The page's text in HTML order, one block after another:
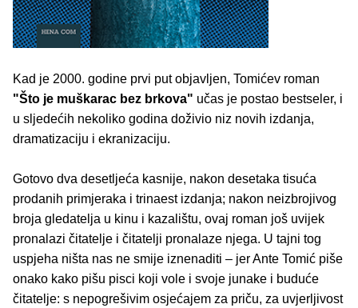
Kad je 2000. godine prvi put objavljen, Tomićev roman
"Što je muškarac bez brkova" učas je postao bestseler, i
u sljedećih nekoliko godina doživio niz novih izdanja,
dramatizaciju i ekranizaciju.
Gotovo dva desetljeća kasnije, nakon desetaka tisuća
prodanih primjeraka i trinaest izdanja; nakon neizbrojivog
broja gledatelja u kinu i kazalištu, ovaj roman još uvijek
pronalazi čitatelje i čitatelji pronalaze njega. U tajni tog
uspjeha ništa nas ne smije iznenaditi – jer Ante Tomić piše
onako kako pišu pisci koji vole i svoje junake i buduće
čitatelje: s nepogrešivim osjećajem za priču, za uvjerljivost